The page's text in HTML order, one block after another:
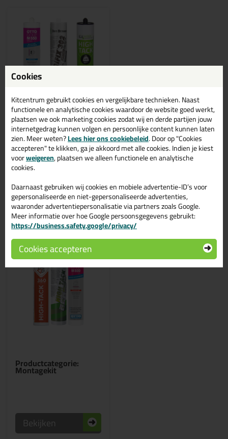
Productcategorie:
Natuursteen lijm
Bekijken
Productcategorie:
Montagekit
Bekijken
Cookies
Kitcentrum gebruikt cookies en vergelijkbare technieken. Naast
functionele en analytische cookies waardoor de website goed werkt,
plaatsen we ook marketing cookies zodat wij en derde partijen jouw
internetgedrag kunnen volgen en persoonlijke content kunnen laten
zien. Meer weten?Lees hier ons cookiebeleid. Door op "Cookies
accepteren" te klikken, ga je akkoord met alle cookies. Indien je kiest
voorweigeren, plaatsen we alleen functionele en analytische
cookies.
Daarnaast gebruiken wij cookies en mobiele advertentie-ID’s voor
gepersonaliseerde en niet-gepersonaliseerde advertenties,
waaronder advertentiepersonalisatie via partners zoals Google.
Meer informatie over hoe Google persoonsgegevens gebruikt:
https://business.safety.google/privacy/
Cookies accepteren